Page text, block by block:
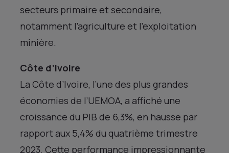
secteurs primaire et secondaire,
notamment l’agriculture et l’exploitation
minière.
Côte d’Ivoire
La Côte d’Ivoire, l’une des plus grandes
économies de l’UEMOA, a affiché une
croissance du PIB de 6,3%, en hausse par
rapport aux 5,4% du quatrième trimestre
2023. Cette performance impressionnante